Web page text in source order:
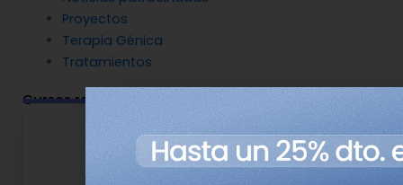
Proyectos
Terapia Génica
Tratamientos
Cursos relacionados